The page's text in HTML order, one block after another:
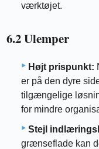
værktøjet.
6.2 Ulemper
Højt prispunkt:
er på den dyre
tilgængelige
for mindre
Stejl
grænseflade kan